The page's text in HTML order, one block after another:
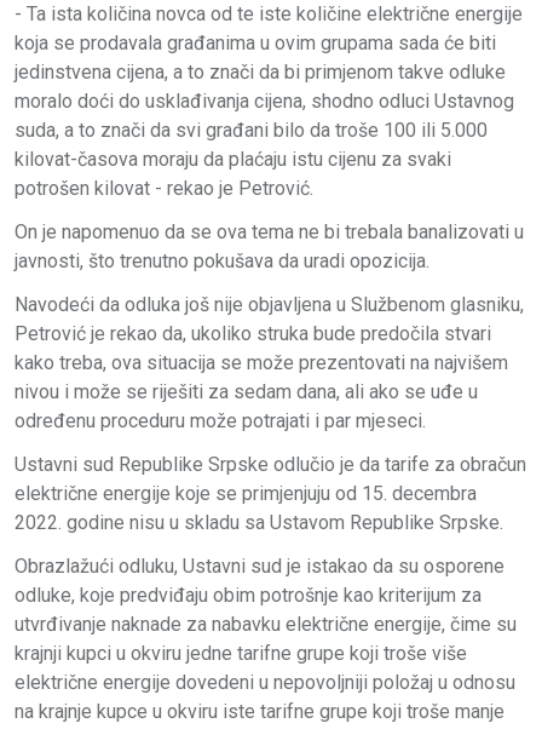
- Ta ista količina novca od te iste količine električne energije
koja se prodavala građanima u ovim grupama sada će biti
jedinstvena cijena, a to znači da bi primjenom takve odluke
moralo doći do usklađivanja cijena, shodno odluci Ustavnog
suda, a to znači da svi građani bilo da troše 100 ili 5.000
kilovat-časova moraju da plaćaju istu cijenu za svaki
potrošen kilovat - rekao je Petrović.
On je napomenuo da se ova tema ne bi trebala banalizovati u
javnosti, što trenutno pokušava da uradi opozicija.
Navodeći da odluka još nije objavljena u Službenom glasniku,
Petrović je rekao da, ukoliko struka bude predočila stvari
kako treba, ova situacija se može prezentovati na najvišem
nivou i može se riješiti za sedam dana, ali ako se uđe u
određenu proceduru može potrajati i par mjeseci.
Ustavni sud Republike Srpske odlučio je da tarife za obračun
električne energije koje se primjenjuju od 15. decembra
2022. godine nisu u skladu sa Ustavom Republike Srpske.
Obrazlažući odluku, Ustavni sud je istakao da su osporene
odluke, koje predviđaju obim potrošnje kao kriterijum za
utvrđivanje naknade za nabavku električne energije, čime su
krajnji kupci u okviru jedne tarifne grupe koji troše više
električne energije dovedeni u nepovoljniji položaj u odnosu
na krajnje kupce u okviru iste tarifne grupe koji troše manje